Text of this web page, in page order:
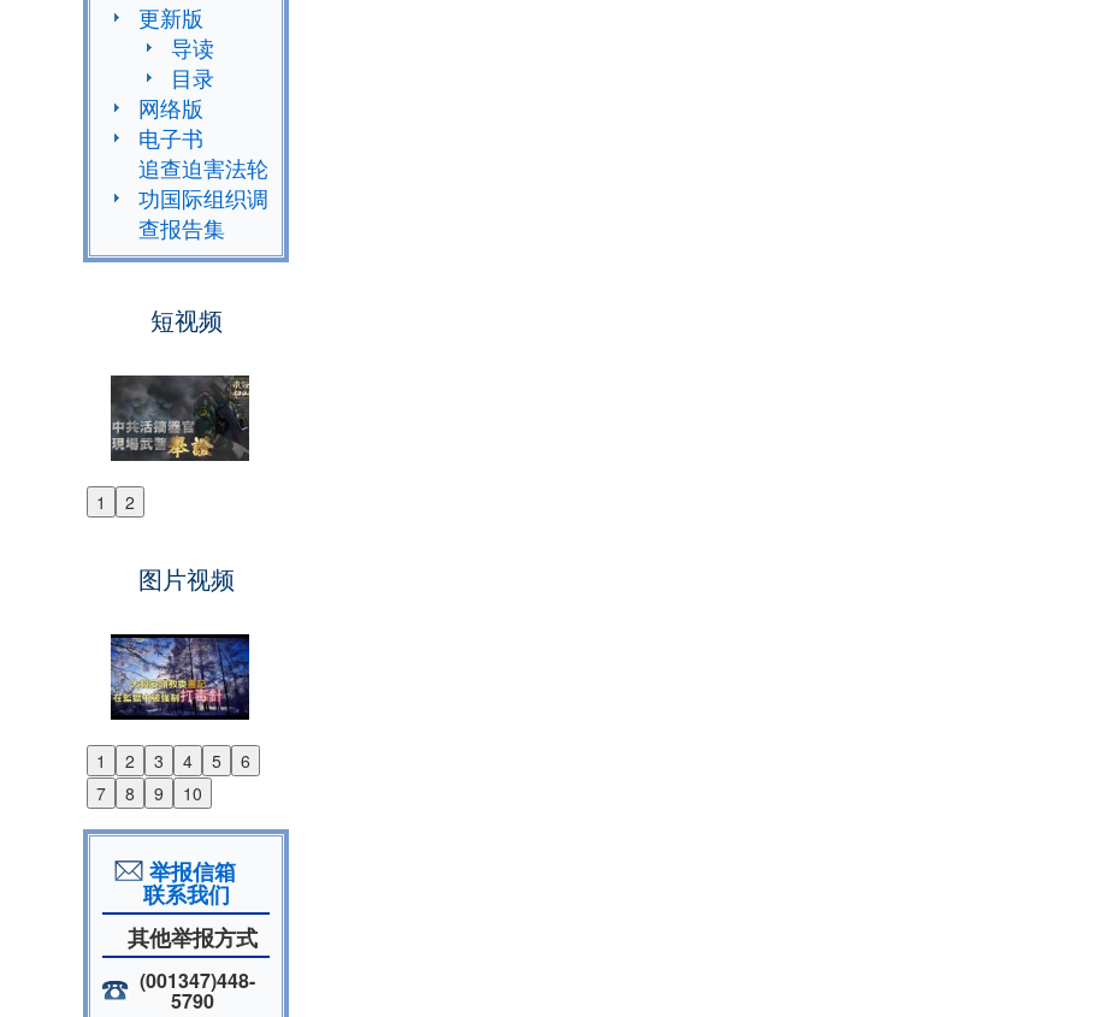
更新版
导读
目录
网络版
电子书
追查迫害法轮
功国际组织调
查报告集
短视频
1 2
Previous
图片视频
1 2 3 4 5
6
7
8 9 10
Previous
Next
举报信箱
联系我们
其他举报方式
(001347)448-
5790